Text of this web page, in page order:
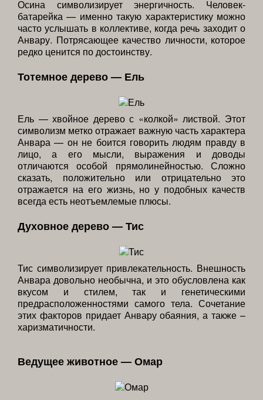
Осина символизирует энергичность. Человек-
батарейка — именно такую характеристику можно
часто услышать в коллективе, когда речь заходит о
Анвару. Потрясающее качество личности, которое
редко ценится по достоинству.
Тотемное дерево — Ель
Ель — хвойное дерево с «колкой» листвой. Этот
символизм метко отражает важную часть характера
Анвара — он не боится говорить людям правду в
лицо, а его мысли, выражения и доводы
отличаются особой прямолинейностью. Сложно
сказать, положительно или отрицательно это
отражается на его жизнь, но у подобных качеств
всегда есть неотъемлемые плюсы.
Духовное дерево — Тис
Тис символизирует привлекательность. Внешность
Анвара довольно необычна, и это обусловлена как
вкусом и стилем, так и генетическими
предрасположенностями самого тела. Сочетание
этих факторов придает Анвару обаяния, а также –
харизматичности.
Ведущее животное — Омар